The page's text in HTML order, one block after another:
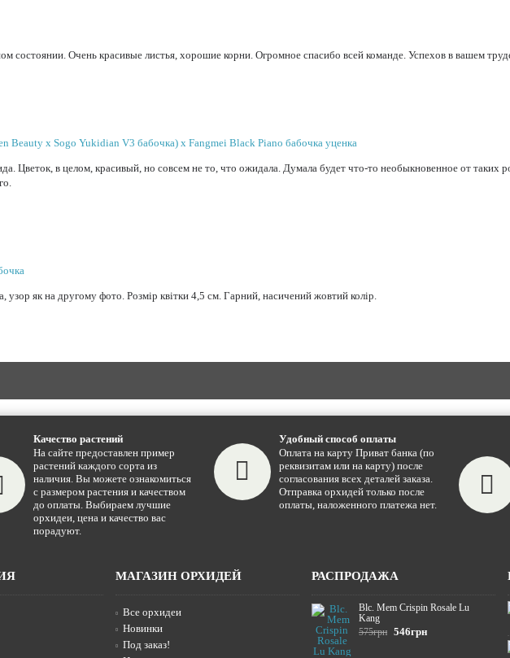
состоянии. Очень красивые листья, хорошие корни. Огромное спасибо всей команде. Успехов в вашем
Beauty х Sogo Yukidian V3 бабочка) x Fangmei Black Piano бабочка уценка
Цветок, в целом, красивый, но совсем не то, что ожидала. Думала будет что-то необыкновенное от таких
узор як на другому фото. Розмір квітки 4,5 см. Гарний, насичений жовтий колір.
Качество растений
На сайте предоставлен пример
растений каждого сорта из
наличия. Вы можете ознакомиться
с размером растения и качеством
до оплаты. Выбираем лучшие
орхидеи, цена и качество вас
порадуют.
Удобный способ оплаты
Оплата на карту Приват банка (по
реквизитам или на карту) после
согласования всех деталей заказа.
Отправка орхидей только после
оплаты, наложенного платежа нет.
МАГАЗИН ОРХИДЕЙ
Все орхидеи
Новинки
Под заказ!
РАСПРОДАЖА
Blc. Mem Crispin Rosale Lu
Kang
575грн 546грн